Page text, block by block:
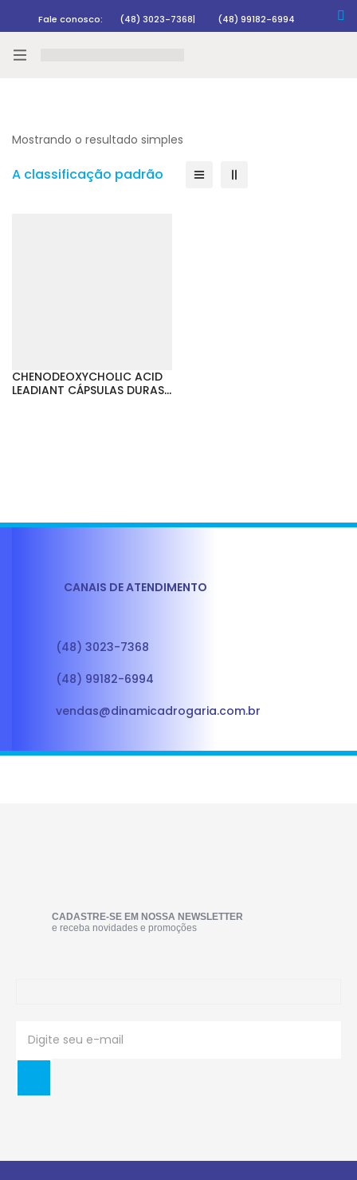
Fale conosco: (48) 3023-7368| (48) 99182-6994
Mostrando o resultado simples
A classificação padrão
CHENODEOXYCHOLIC ACID
LEADIANT CÁPSULAS DURAS.
CANAIS DE ATENDIMENTO
(48) 3023-7368
(48) 99182-6994
vendas@dinamicadrogaria.com.br
CADASTRE-SE EM NOSSA NEWSLETTER
e receba novidades e promoções